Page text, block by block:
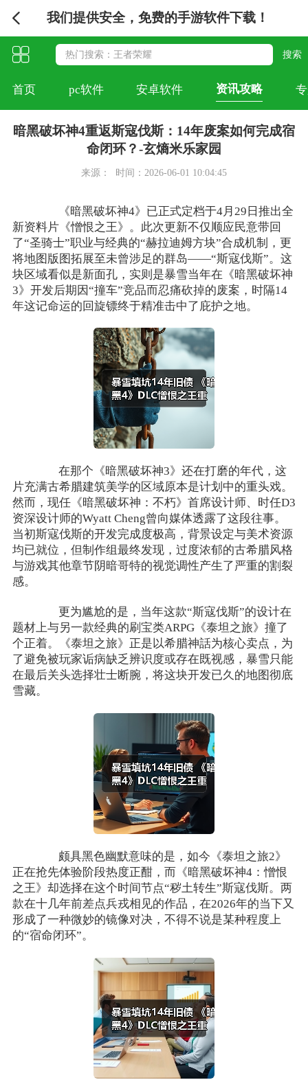
我们提供安全，免费的手游软件下载！
首页 pc软件 安卓软件 资讯攻略
暗黑破坏神4重返斯寇伐斯：14年废案如何完成宿
命闭环？-玄熵米乐家园
来源： 时间：2026-06-01 10:04:45
《暗黑破坏神4》已正式定档于4月29日推出全
新资料片《憎恨之王》。此次更新不仅顺应民意带回
了“圣骑士”职业与经典的“赫拉迪姆方块”合成机制，更
将地图版图拓展至未曾涉足的群岛——“斯寇伐斯”。这
块区域看似是新面孔，实则是暴雪当年在《暗黑破坏神
3》开发后期因“撞车”竞品而忍痛砍掉的废案，时隔14
年这记命运的回旋镖终于精准击中了庇护之地。
在那个《暗黑破坏神3》还在打磨的年代，这
片充满古希腊建筑美学的区域原本是计划中的重头戏。
然而，现任《暗黑破坏神：不朽》首席设计师、时任D3
资深设计师的Wyatt Cheng曾向媒体透露了这段往事。
当初斯寇伐斯的开发完成度极高，背景设定与美术资源
均已就位，但制作组最终发现，过度浓郁的古希腊风格
与游戏其他章节阴暗哥特的视觉调性产生了严重的割裂
感。
更为尴尬的是，当年这款“斯寇伐斯”的设计在
题材上与另一款经典的刷宝类ARPG《泰坦之旅》撞了
个正着。《泰坦之旅》正是以希腊神話为核心卖点，为
了避免被玩家诟病缺乏辨识度或存在既视感，暴雪只能
在最后关头选择壮士断腕，将这块开发已久的地图彻底
雪藏。
颇具黑色幽默意味的是，如今《泰坦之旅2》
正在抢先体验阶段热度正酣，而《暗黑破坏神4：憎恨
之王》却选择在这个时间节点“秽土转生”斯寇伐斯。两
款在十几年前差点兵戎相见的作品，在2026年的当下又
形成了一种微妙的镜像对决，不得不说是某种程度上
的“宿命闭环”。